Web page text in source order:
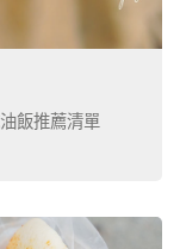
飯推薦清單